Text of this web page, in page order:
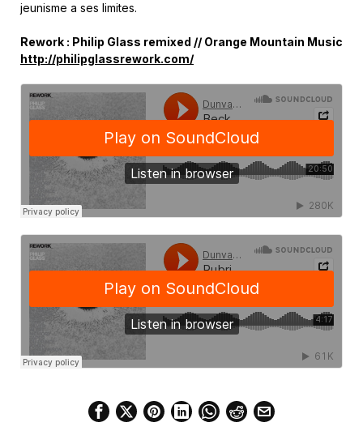
jeunisme a ses limites.
Rework : Philip Glass remixed // Orange Mountain Music
http://philipglassrework.com/